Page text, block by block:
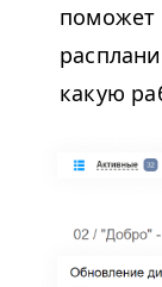
поможет
какую